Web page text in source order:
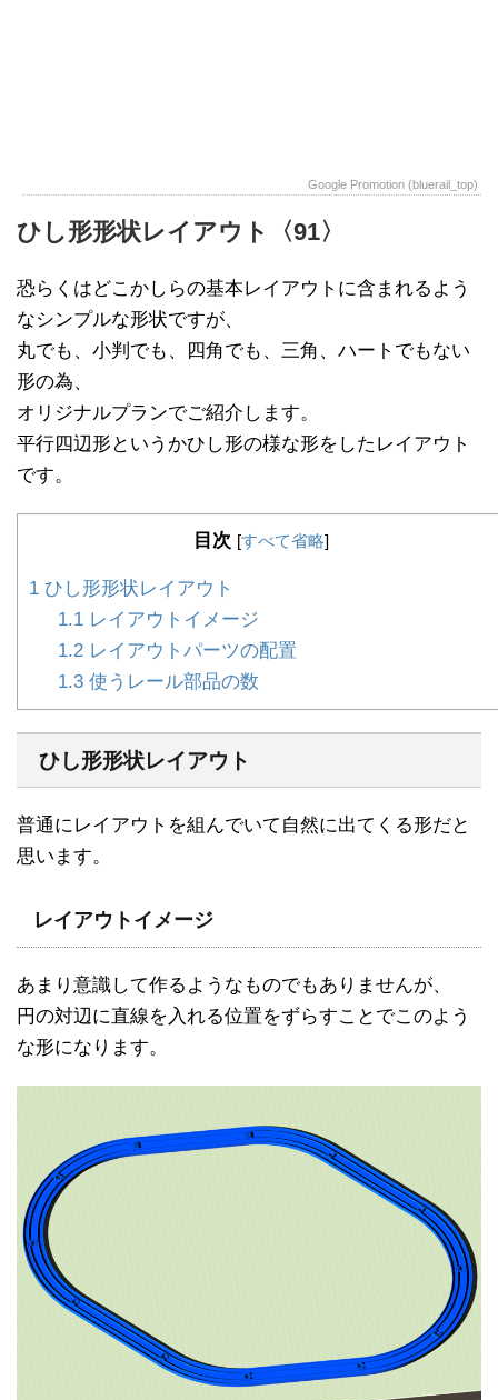
Google Promotion (bluerail_top)
ひし形形状レイアウト〈91〉
恐らくはどこかしらの基本レイアウトに含まれるよう
なシンプルな形状ですが、
丸でも、小判でも、四角でも、三角、ハートでもない
形の為、
オリジナルプランでご紹介します。
平行四辺形というかひし形の様な形をしたレイアウト
です。
目次 [すべて省略]
1 ひし形形状レイアウト
1.1レイアウトイメージ
1.2レイアウトパーツの配置
1.3使うレール部品の数
ひし形形状レイアウト
普通にレイアウトを組んでいて自然に出てくる形だと
思います。
レイアウトイメージ
あまり意識して作るようなものでもありませんが、
円の対辺に直線を入れる位置をずらすことでこのよう
な形になります。